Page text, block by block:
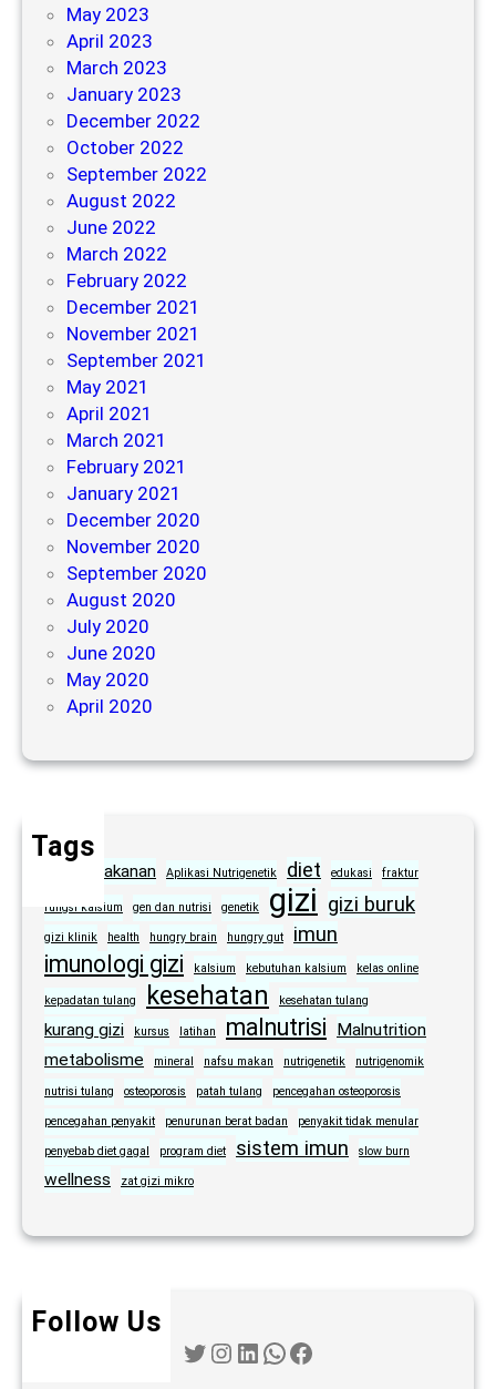
May 2023
April 2023
March 2023
January 2023
December 2022
October 2022
September 2022
August 2022
June 2022
March 2022
February 2022
December 2021
November 2021
September 2021
May 2021
April 2021
March 2021
February 2021
January 2021
December 2020
November 2020
September 2020
August 2020
July 2020
June 2020
May 2020
April 2020
Tags
alergi makanan Aplikasi Nutrigenetik diet edukasi fraktur
fungsi kalsium gen dan nutrisi genetik gizi gizi buruk
gizi klinik health hungry brain hungry gut imun
imunologi gizi kalsium kebutuhan kalsium kelas online
kepadatan tulang kesehatan kesehatan tulang
kurang gizi kursus latihan malnutrisi
Malnutrition
metabolisme
mineral nafsu makan nutrigenetik nutrigenomik
nutrisi tulang osteoporosis patah tulang pencegahan osteoporosis
pencegahan penyakit penurunan berat badan penyakit tidak menular
penyebab diet gagal program diet sistem imun slow burn
wellness zat gizi mikro
Follow Us
Twitter Instagram LinkedIn WhatsApp Facebook